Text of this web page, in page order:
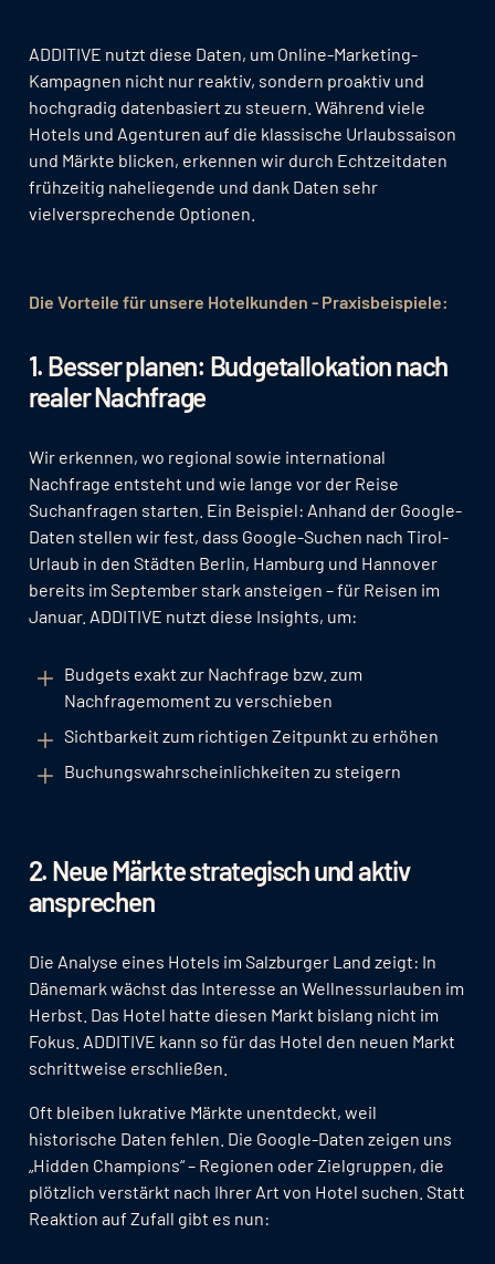
ADDITIVE nutzt diese Daten, um Online-Marketing-
Kampagnen nicht nur reaktiv, sondern proaktiv und
hochgradig datenbasiert zu steuern. Während viele
Hotels und Agenturen auf die klassische Urlaubssaison
und Märkte blicken, erkennen wir durch Echtzeitdaten
frühzeitig naheliegende und dank Daten sehr
vielversprechende Optionen.
Die Vorteile für unsere Hotelkunden - Praxisbeispiele:
1. Besser planen: Budgetallokation nach
realer Nachfrage
Wir erkennen, wo regional sowie international
Nachfrage entsteht und wie lange vor der Reise
Suchanfragen starten. Ein Beispiel: Anhand der Google-
Daten stellen wir fest, dass Google-Suchen nach Tirol-
Urlaub in den Städten Berlin, Hamburg und Hannover
bereits im September stark ansteigen – für Reisen im
Januar. ADDITIVE nutzt diese Insights, um:
Budgets exakt zur Nachfrage bzw. zum
Nachfragemoment zu verschieben
Sichtbarkeit zum richtigen Zeitpunkt zu erhöhen
Buchungswahrscheinlichkeiten zu steigern
2. Neue Märkte strategisch und aktiv
ansprechen
Die Analyse eines Hotels im Salzburger Land zeigt: In
Dänemark wächst das Interesse an Wellnessurlauben im
Herbst. Das Hotel hatte diesen Markt bislang nicht im
Fokus. ADDITIVE kann so für das Hotel den neuen Markt
schrittweise erschließen.
Oft bleiben lukrative Märkte unentdeckt, weil
historische Daten fehlen. Die Google-Daten zeigen uns
„Hidden Champions“ – Regionen oder Zielgruppen, die
plötzlich verstärkt nach Ihrer Art von Hotel suchen. Statt
Reaktion auf Zufall gibt es nun: